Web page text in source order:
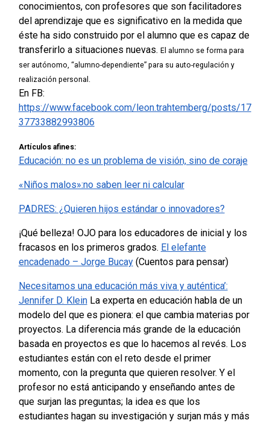
conocimientos, con profesores que son facilitadores
del aprendizaje que es significativo en la medida que
éste ha sido construido por el alumno que es capaz de
transferirlo a situaciones nuevas. El alumno se forma para
ser autónomo, “alumno-dependiente” para su auto-regulación y
realización personal.
En FB:
https://www.facebook.com/leon.trahtemberg/posts/17
37733882993806
Artículos afines:
Educación: no es un problema de visión, sino de coraje
«Niños malos»:no saben leer ni calcular
PADRES: ¿Quieren hijos estándar o innovadores?
¡Qué belleza! OJO para los educadores de inicial y los
fracasos en los primeros grados. El elefante
encadenado – Jorge Bucay(Cuentos para pensar)
Necesitamos una educación más viva y auténtica’:
Jennifer D. Klein La experta en educación habla de un
modelo del que es pionera: el que cambia materias por
proyectos. La diferencia más grande de la educación
basada en proyectos es que lo hacemos al revés. Los
estudiantes están con el reto desde el primer
momento, con la pregunta que quieren resolver. Y el
profesor no está anticipando y enseñando antes de
que surjan las preguntas; la idea es que los
estudiantes hagan su investigación y surjan más y más